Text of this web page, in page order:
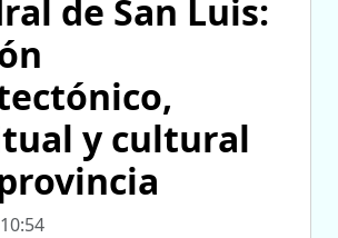
de San Luis:
y cultural